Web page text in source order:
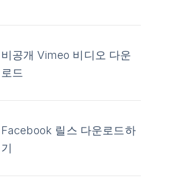
비공개 Vimeo 비디오 다운
로드
Facebook 릴스 다운로드하
기